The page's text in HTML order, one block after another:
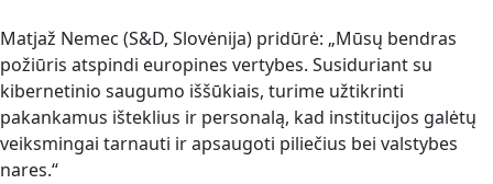
Matjaž Nemec (S&D, Slovėnija) pridūrė: „Mūsų bendras
požiūris atspindi europines vertybes. Susiduriant su
kibernetinio saugumo iššūkiais, turime užtikrinti
pakankamus išteklius ir personalą, kad institucijos galėtų
veiksmingai tarnauti ir apsaugoti piliečius bei valstybes
nares.“